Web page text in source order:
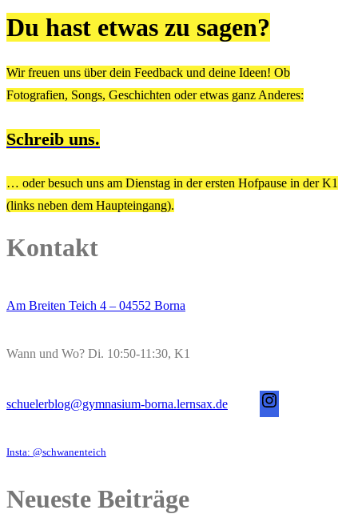
Du hast etwas zu sagen?
Wir freuen uns über dein Feedback und deine Ideen! Ob
Fotografien, Songs, Geschichten oder etwas ganz Anderes:
Schreib uns.
… oder besuch uns am Dienstag in der ersten Hofpause in der K1
(links neben dem Haupteingang).
Kontakt
Am Breiten Teich 4 – 04552 Borna
Wann und Wo? Di. 10:50-11:30, K1
schuelerblog@gymnasium-borna.lernsax.de
Insta: @schwanenteich
Neueste Beiträge